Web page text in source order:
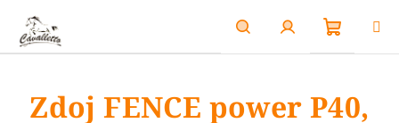
obsah
HledatPřihlášení
košík
Zdoj FENCE power P40,